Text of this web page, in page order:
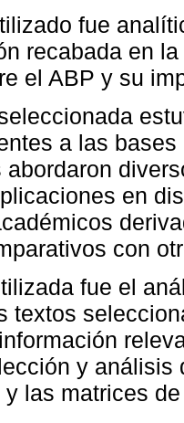
fue
recabada en
el ABP y su
a las
abordaron
en
con
fue el
textos
y
las matrices